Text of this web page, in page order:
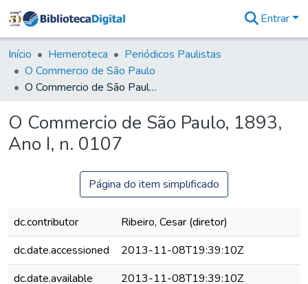
&
Coleções
Tudo na
Biblioteca
Estatísticas
Entrar
Início Hemeroteca
Periódicos Paulistas
O Commercio de São Paulo
O Commercio de São Paulo, 1893, Ano I, n. 0107
O Commercio de São Paulo, 1893,
Ano I, n. 0107
Página do item simplificado
dc.contributor
Ribeiro, Cesar (diretor)
dc.date.accessioned
2013-11-08T19:39:10Z
dc.date.available
2013-11-08T19:39:10Z